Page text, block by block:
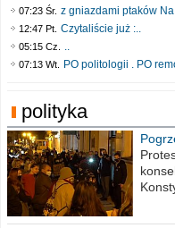
07:23 Śr. z gniazdami ptaków
12:47 Pt. Czytaliście już :..
05:15 Cz. ..
07:13 Wt. PO politologii . PO
polityka